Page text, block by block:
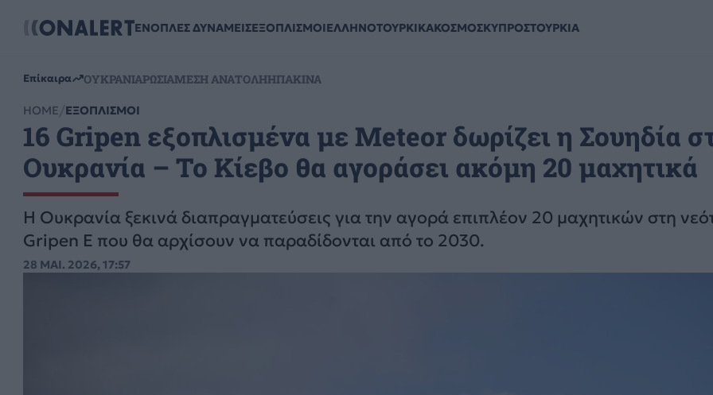
ΕΝΟΠΛΕΣ ΔΥΝΑΜΕΙΣΕΞΟΠΛΙΣΜΟΙΕΛΛΗΝΟΤΟΥΡΚΙΚΑΚΟΣΜΟΣΚΥΠΡΟΣΤΟΥΡΚΙΑ
Επίκαιρα ΟΥΚΡΑΝΙΑΡΩΣΙΑΜΕΣΗ ΑΝΑΤΟΛΗΗΠΑΚΙΝΑ
HOME ΕΞΟΠΛΙΣΜΟΙ
16 Gripen εξοπλισμένα με Meteor δωρίζει η Σουηδία
Ουκρανία – To Κίεβο θα αγοράσει ακόμη 20 μαχητικά
Η Ουκρανία ξεκινά διαπραγματεύσεις για την αγορά επιπλέον 20 μαχητικών στη
Gripen E που θα αρχίσουν να παραδίδονται από το 2030.
28 ΜΑΙ. 2026, 17:57